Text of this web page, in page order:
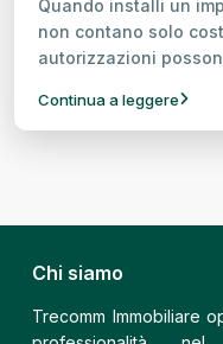
Quando installi un
non contano solo
autorizzazioni
Continua a leggere
Chi siamo
Trecomm Immobiliare